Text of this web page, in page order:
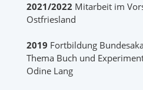
2021/2022 Mitarbeit im
Ostfriesland
2019 Fortbildung
Thema Buch und
Odine Lang